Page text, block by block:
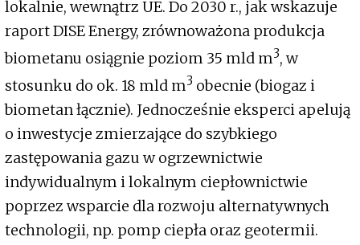
lokalnie, wewnątrz UE. Do 2030 r., jak wskazuje
raport DISE Energy, zrównoważona produkcja
biometanu osiągnie poziom 35 mld m3, w
stosunku do ok. 18 mld m3 obecnie (biogaz i
biometan łącznie). Jednocześnie eksperci apelują
o inwestycje zmierzające do szybkiego
zastępowania gazu w ogrzewnictwie
indywidualnym i lokalnym ciepłownictwie
poprzez wsparcie dla rozwoju alternatywnych
technologii, np. pomp ciepła oraz geotermii.